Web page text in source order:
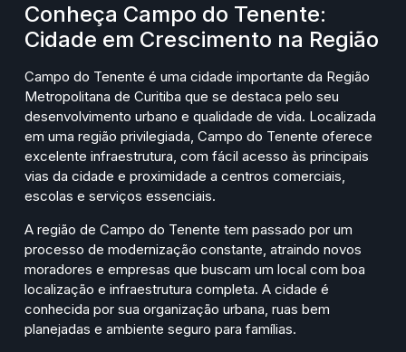
Conheça Campo do Tenente:
Cidade em Crescimento na Região
Campo do Tenente é uma cidade importante da Região
Metropolitana de Curitiba que se destaca pelo seu
desenvolvimento urbano e qualidade de vida. Localizada
em uma região privilegiada, Campo do Tenente oferece
excelente infraestrutura, com fácil acesso às principais
vias da cidade e proximidade a centros comerciais,
escolas e serviços essenciais.
A região de Campo do Tenente tem passado por um
processo de modernização constante, atraindo novos
moradores e empresas que buscam um local com boa
localização e infraestrutura completa. A cidade é
conhecida por sua organização urbana, ruas bem
planejadas e ambiente seguro para famílias.